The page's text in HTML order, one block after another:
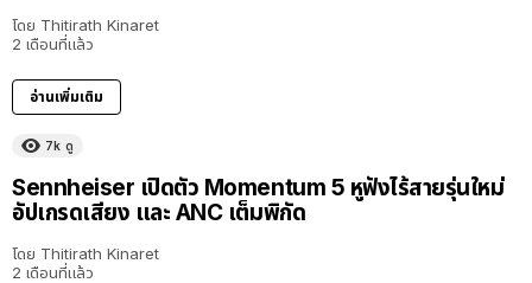
โดย Thitirath Kinaret
2 เดือนที่แล้ว
อ่านเพิ่มเติม
7k ดู
Sennheiser เปิดตัว Momentum 5 หูฟังไร้สายรุ่นใหม่
อัปเกรดเสียง และ ANC เต็มพิกัด
โดย Thitirath Kinaret
2 เดือนที่แล้ว